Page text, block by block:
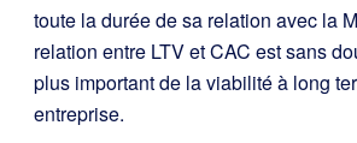
toute la durée de sa relation avec la
relation entre LTV et CAC est sans
plus important de la viabilité à long
entreprise.